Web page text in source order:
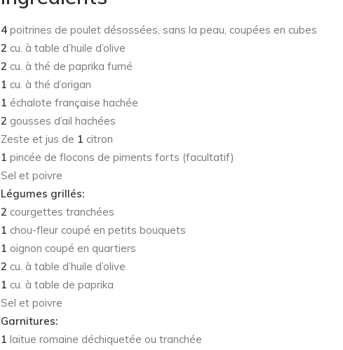
4 poitrines de poulet désossées, sans la peau, coupées en cubes
2 cu. à table d’huile d’olive
2 cu. à thé de paprika fumé
1 cu. à thé d’origan
1 échalote française hachée
2 gousses d’ail hachées
Zeste et jus de 1 citron
1 pincée de flocons de piments forts (facultatif)
Sel et poivre
Légumes grillés:
2 courgettes tranchées
1 chou-fleur coupé en petits bouquets
1 oignon coupé en quartiers
2 cu. à table d’huile d’olive
1 cu. à table de paprika
Sel et poivre
Garnitures:
1 laitue romaine déchiquetée ou tranchée